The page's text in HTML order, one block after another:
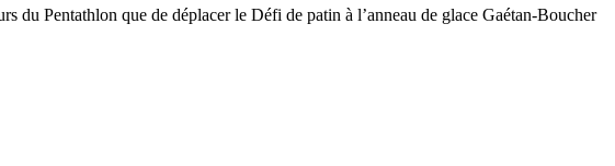
du Pentathlon que de déplacer le Défi de patin à l’anneau de glace Gaétan-Boucher